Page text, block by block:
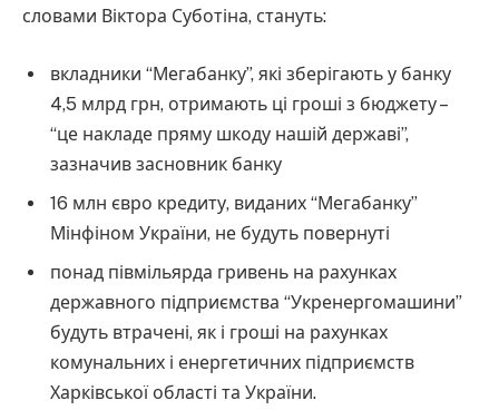
словами Віктора Суботіна, стануть:
вкладники “Мегабанку”, які зберігають у банку
4,5 млрд грн, отримають ці гроші з бюджету –
“це накладе пряму шкоду нашій державі”,
зазначив засновник банку
16 млн євро кредиту, виданих “Мегабанку”
Мінфіном України, не будуть повернуті
понад півмільярда гривень на рахунках
державного підприємства “Укренергомашини”
будуть втрачені, як і гроші на рахунках
комунальних і енергетичних підприємств
Харківської області та України.